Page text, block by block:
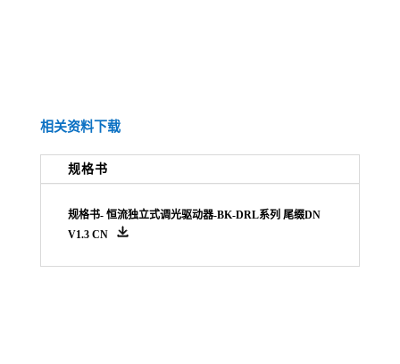
相关资料下载
规格书
规格书- 恒流独立式调光驱动器-BK-DRL系列 尾缀DN
V1.3 CN